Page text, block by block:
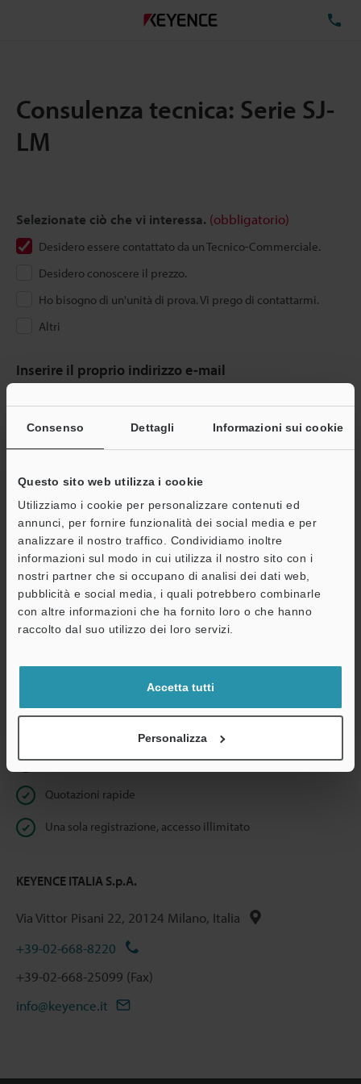
Consenso Dettagli Informazioni sui cookie
Questo sito web utilizza i cookie
Utilizziamo i cookie per personalizzare contenuti ed
annunci, per fornire funzionalità dei social media e per
analizzare il nostro traffico. Condividiamo inoltre
informazioni sul modo in cui utilizza il nostro sito con i
nostri partner che si occupano di analisi dei dati web,
pubblicità e social media, i quali potrebbero combinarle
con altre informazioni che ha fornito loro o che hanno
raccolto dal suo utilizzo dei loro servizi.
Accetta tutti
Personalizza
Consulenza tecnica: Serie SJ-
LM
Selezionate ciò che vi interessa. (obbligatorio)
Desidero essere contattato da un Tecnico-Commerciale.
Desidero conoscere il prezzo.
Ho bisogno di un'unità di prova. Vi prego di contattarmi.
Altri
Inserire il proprio indirizzo e-mail
indirizzo e-mail.
Se non è ancora registrato, inserisca il suo indirizzo email qui
sotto e clicchi su "Continua" per completare la registrazione.
Indirizzo e-mail (obbligatorio)
Continua
Privacy garantita al 100% - le informazioni personali non saranno
Dichiarazione sulla privacy
Download istantaneo della documentazione
Quotazioni rapide
Una sola registrazione, accesso illimitato
KEYENCE ITALIA S.p.A.
Via Vittor Pisani 22, 20124 Milano, Italia
+39-02-668-8220
+39-02-668-25099 (Fax)
info@keyence.it